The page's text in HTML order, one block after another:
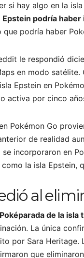
si hay algo en la
Epstein podría
podría haber
le respondió
en modo
Epstein en
activa por cinco
Pokémon Go
de realidad
se incorporaron en
la isla Epstein,
al
de la
La única
por Sara
que